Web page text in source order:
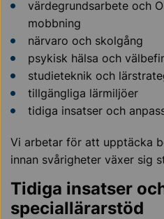
värdegrundsarbete och
mobbning
närvaro och skolgång
psykisk hälsa och
studieteknik och
tillgängliga lärmiljöer
tidiga insatser och
Vi arbetar för att upptäcka
innan svårigheter växer sig
Tidiga insatser
speciallärarstöd